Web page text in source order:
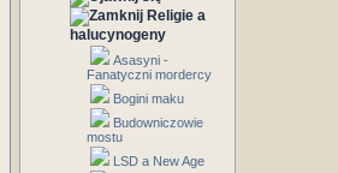
Religie a
halucynogeny
Asasyni -
Fanatyczni mordercy
Bogini maku
Budowniczowie
mostu
LSD a New Age